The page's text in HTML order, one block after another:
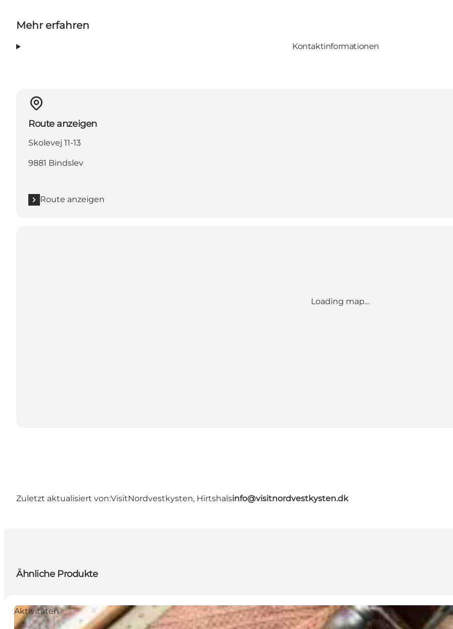
Mehr erfahren
Kontaktinformationen
Route anzeigen
Skolevej 11-13
9881 Bindslev
Route anzeigen
Loading map...
Zuletzt aktualisiert von:VisitNordvestkysten, Hirtshalsinfo@visitnordvestkysten.dk
Ähnliche Produkte
Aktivitäten